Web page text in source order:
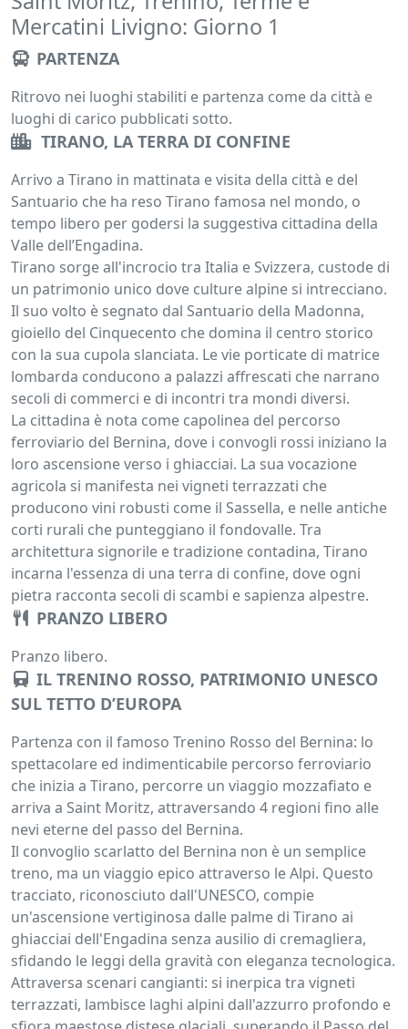
Mercatini Livigno: Giorno 1
PARTENZA
Ritrovo nei luoghi stabiliti e partenza come da città e
luoghi di carico pubblicati sotto.
TIRANO, LA TERRA DI CONFINE
Arrivo a Tirano in mattinata e visita della città e del
Santuario che ha reso Tirano famosa nel mondo, o
tempo libero per godersi la suggestiva cittadina della
Valle dell’Engadina.
Tirano sorge all'incrocio tra Italia e Svizzera, custode di
un patrimonio unico dove culture alpine si intrecciano.
Il suo volto è segnato dal Santuario della Madonna,
gioiello del Cinquecento che domina il centro storico
con la sua cupola slanciata. Le vie porticate di matrice
lombarda conducono a palazzi affrescati che narrano
secoli di commerci e di incontri tra mondi diversi.
La cittadina è nota come capolinea del percorso
ferroviario del Bernina, dove i convogli rossi iniziano la
loro ascensione verso i ghiacciai. La sua vocazione
agricola si manifesta nei vigneti terrazzati che
producono vini robusti come il Sassella, e nelle antiche
corti rurali che punteggiano il fondovalle. Tra
architettura signorile e tradizione contadina, Tirano
incarna l'essenza di una terra di confine, dove ogni
pietra racconta secoli di scambi e sapienza alpestre.
PRANZO LIBERO
Pranzo libero.
IL TRENINO ROSSO, PATRIMONIO UNESCO
SUL TETTO D’EUROPA
Partenza con il famoso Trenino Rosso del Bernina: lo
spettacolare ed indimenticabile percorso ferroviario
che inizia a Tirano, percorre un viaggio mozzafiato e
arriva a Saint Moritz, attraversando 4 regioni fino alle
nevi eterne del passo del Bernina.
Il convoglio scarlatto del Bernina non è un semplice
treno, ma un viaggio epico attraverso le Alpi. Questo
tracciato, riconosciuto dall'UNESCO, compie
un'ascensione vertiginosa dalle palme di Tirano ai
ghiacciai dell'Engadina senza ausilio di cremagliera,
sfidando le leggi della gravità con eleganza tecnologica.
Attraversa scenari cangianti: si inerpica tra vigneti
terrazzati, lambisce laghi alpini dall'azzurro profondo e